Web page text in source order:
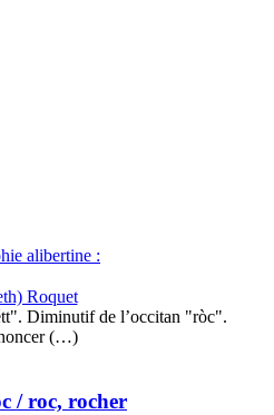
alibertine :
Roquet
Diminutif de l’occitan "ròc".
(…)
/ roc, rocher